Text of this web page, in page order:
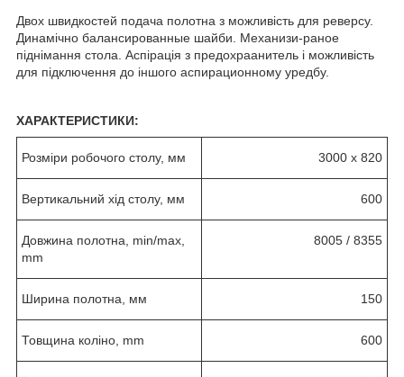
Двох швидкостей подача полотна з можливість для реверсу.
Динамічно балансированные шайби. Механизи-раное
піднімання стола. Аспірація з предохраанитель і можливість
для підключення до іншого аспирационному уредбу.
ХАРАКТЕРИСТИКИ:
Розміри робочого столу, мм 3000 x 820
Вертикальний хід столу, мм 600
Довжина полотна, min/max,
mm
8005 / 8355
Ширина полотна, мм 150
Товщина коліно, mm 600